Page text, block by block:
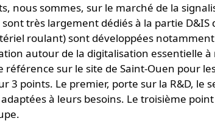
nous sommes, sur le marché de la
très largement dédiés à la partie
roulant) sont développées
autour de la digitalisation essentielle
référence sur le site de Saint-Ouen pour
3 points. Le premier, porte sur la R&D, le
à leurs besoins. Le troisième